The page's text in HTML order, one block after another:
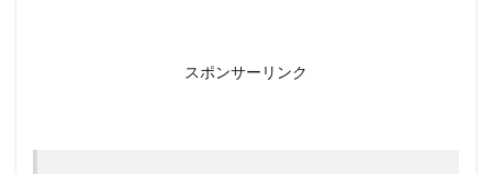
スポンサーリンク